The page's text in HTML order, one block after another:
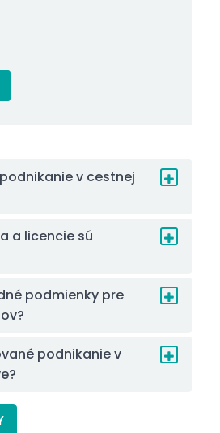
v cestnej
a licencie sú
podmienky pre
podnikanie v